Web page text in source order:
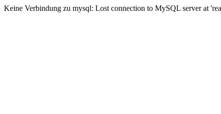
Keine Verbindung zu mysql: Lost connection to MySQL server at